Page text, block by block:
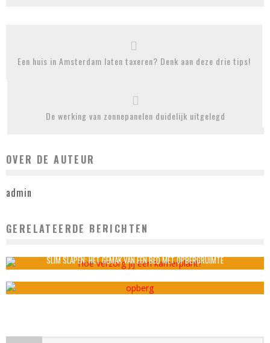
Een huis in Amsterdam laten taxeren? Denk aan deze drie tips!
De werking van zonnepanelen duidelijk uitgelegd
OVER DE AUTEUR
admin
GERELATEERDE BERICHTEN
HOE VERZORG JIJ EEN KAMERPLANT?
SLIM SLAPEN: HET GEMAK VAN EEN BED MET OPBERGRUIMTE